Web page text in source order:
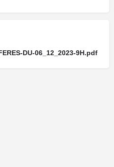
DU-06_12_2023-9H.pdf